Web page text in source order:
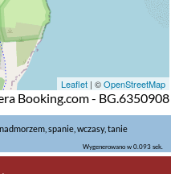
Leaflet | ©OpenStreetMap
Booking.com - BG.6350908
spanie, wczasy, tanie
Wygenerowano w 0.093 sek.